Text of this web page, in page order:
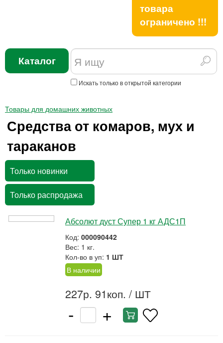
товара
ограничено !!!
Каталог
Искать только в открытой категории
Товары для домашних животных
Средства от комаров, мух и
тараканов
Только новинки
Только распродажа
Абсолют дуст Супер 1 кг АДС1П
Код: 000090442
Вес: 1 кг.
Кол-во в уп: 1 ШТ
В наличии
227р. 91коп. / ШТ
- +